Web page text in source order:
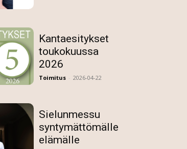
Kantaesitykset
toukokuussa
2026
Toimitus - 2026-04-22
Sielunmessu
syntymättömälle
elämälle